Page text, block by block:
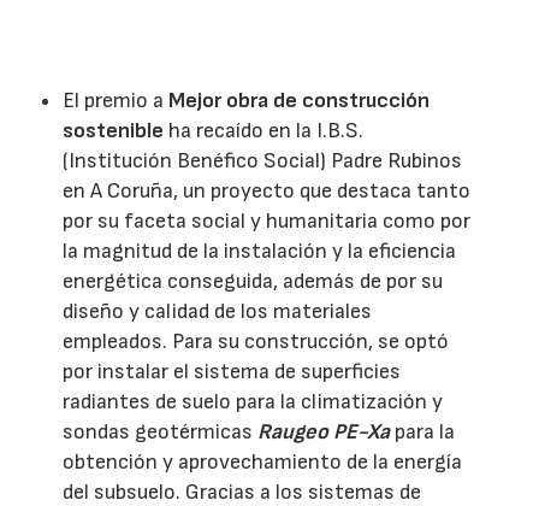
El premio a Mejor obra de construcción
sostenible ha recaído en la I.B.S.
(Institución Benéfico Social) Padre Rubinos
en A Coruña, un proyecto que destaca tanto
por su faceta social y humanitaria como por
la magnitud de la instalación y la eficiencia
energética conseguida, además de por su
diseño y calidad de los materiales
empleados. Para su construcción, se optó
por instalar el sistema de superficies
radiantes de suelo para la climatización y
sondas geotérmicas Raugeo PE-Xapara la
obtención y aprovechamiento de la energía
del subsuelo. Gracias a los sistemas de